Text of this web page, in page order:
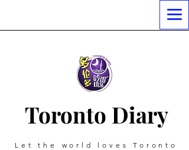
Toronto Diary
Let the world loves Toronto